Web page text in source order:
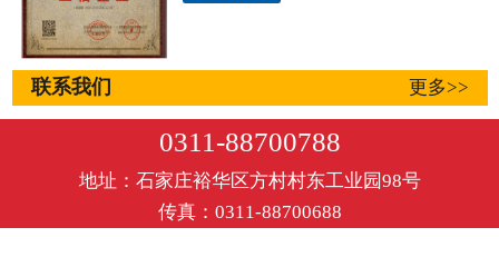
联系我们 更多>>
0311-88700788
地址：石家庄裕华区方村村东工业园98号
传真：0311-88700688